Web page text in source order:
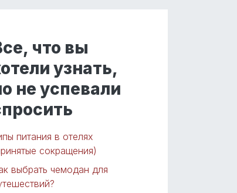
что вы
узнать,
не успевали
питания в отелях
сокращения)
выбрать чемодан для